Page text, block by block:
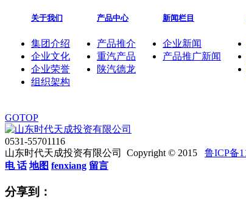
关于我们
集团介绍
企业文化
企业荣誉
组织架构
产品中心
产品推介
重汽产品
陕汽德龙
新闻栏目
企业新闻
产品推广新闻
GOTOP
0531-55701116
山东时代天成投资有限公司 Copyright © 2015 鲁ICP备
电 话 地图 fenxiang 留言
分享到：